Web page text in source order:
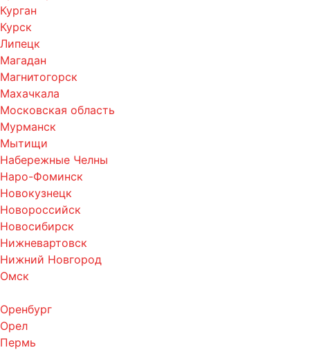
Курган
Курск
Липецк
Магадан
Магнитогорск
Махачкала
Московская область
Мурманск
Мытищи
Набережные Челны
Наро-Фоминск
Новокузнецк
Новороссийск
Новосибирск
Нижневартовск
Нижний Новгород
Омск
Оренбург
Орел
Пермь